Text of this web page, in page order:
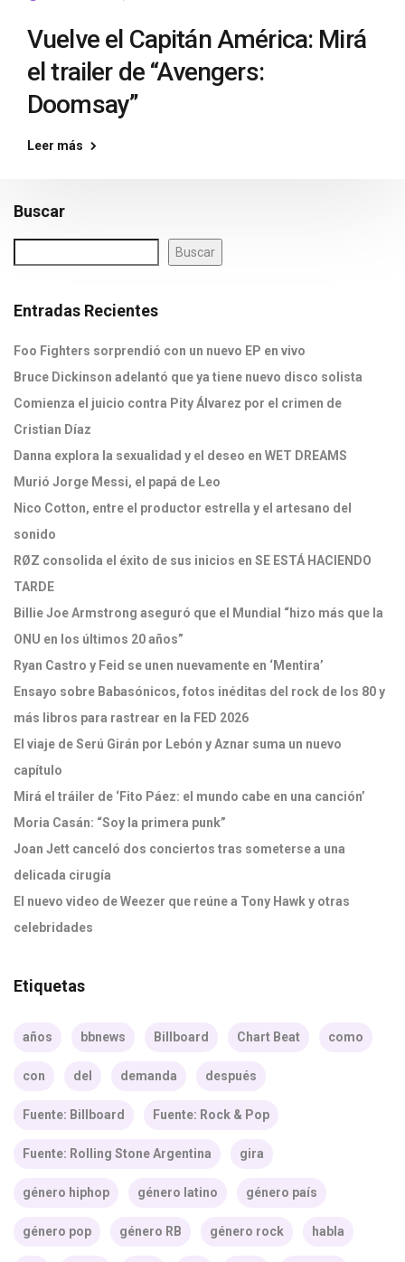
Vuelve el Capitán América: Mirá
el trailer de “Avengers:
Doomsay”
Leer más
Buscar
Buscar
Entradas Recientes
Foo Fighters sorprendió con un nuevo EP en vivo
Bruce Dickinson adelantó que ya tiene nuevo disco solista
Comienza el juicio contra Pity Álvarez por el crimen de
Cristian Díaz
Danna explora la sexualidad y el deseo en WET DREAMS
Murió Jorge Messi, el papá de Leo
Nico Cotton, entre el productor estrella y el artesano del
sonido
RØZ consolida el éxito de sus inicios en SE ESTÁ HACIENDO
TARDE
Billie Joe Armstrong aseguró que el Mundial “hizo más que la
ONU en los últimos 20 años”
Ryan Castro y Feid se unen nuevamente en ‘Mentira’
Ensayo sobre Babasónicos, fotos inéditas del rock de los 80 y
más libros para rastrear en la FED 2026
El viaje de Serú Girán por Lebón y Aznar suma un nuevo
capítulo
Mirá el tráiler de ‘Fito Páez: el mundo cabe en una canción’
Moria Casán: “Soy la primera punk”
Joan Jett canceló dos conciertos tras someterse a una
delicada cirugía
El nuevo video de Weezer que reúne a Tony Hawk y otras
celebridades
Etiquetas
años bbnews Billboard Chart Beat como
con del demanda después
Fuente: Billboard Fuente: Rock & Pop
Fuente: Rolling Stone Argentina gira
género hiphop género latino género país
género pop género RB género rock habla